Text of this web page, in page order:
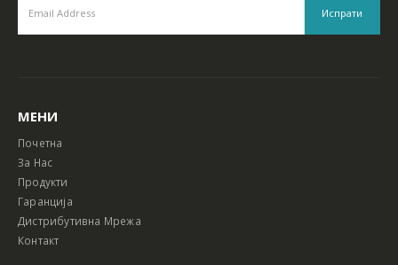
МЕНИ
Почетна
За Нас
Продукти
Гаранција
Дистрибутивна Мрежа
Контакт